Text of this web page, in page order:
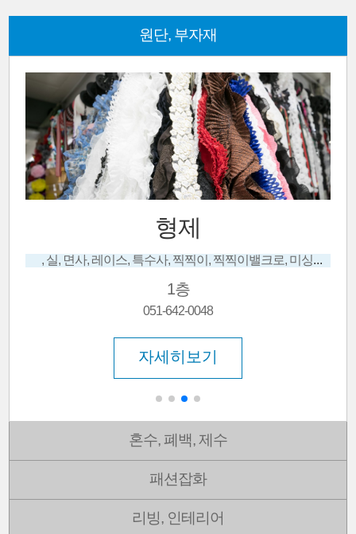
원단, 부자재
형제
, 실, 면사, 레이스, 특수사, 찍찍이, 찍찍이밸크로, 미싱부자재, 라벨, 각종끈, 재봉사
1층
051-642-0048
자세히보기
혼수, 폐백, 제수
패션잡화
리빙, 인테리어